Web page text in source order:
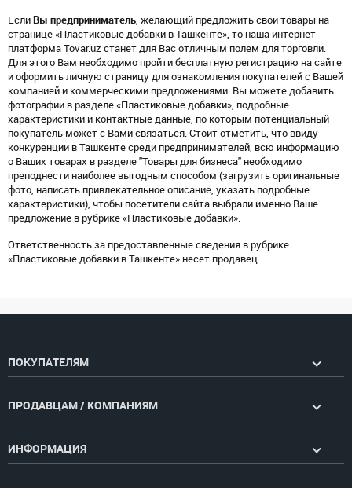
Если Вы предприниматель, желающий предложить свои товары на
странице «Пластиковые добавки в Ташкенте», то наша интернет
платформа Tovar.uz станет для Вас отличным полем для торговли.
Для этого Вам необходимо пройти бесплатную регистрацию на сайте
и оформить личную страницу для ознакомления покупателей с Вашей
компанией и коммерческими предложениями. Вы можете добавить
фотографии в разделе «Пластиковые добавки», подробные
характеристики и контактные данные, по которым потенциальный
покупатель может с Вами связаться. Стоит отметить, что ввиду
конкуренции в Ташкенте среди предпринимателей, всю информацию
о Ваших товарах в разделе "Товары для бизнеса" необходимо
преподнести наиболее выгодным способом (загрузить оригинальные
фото, написать привлекательное описание, указать подробные
характеристики), чтобы посетители сайта выбрали именно Ваше
предложение в рубрике «Пластиковые добавки».
Ответственность за предоставленные сведения в рубрике
«Пластиковые добавки в Ташкенте» несет продавец.
ПОКУПАТЕЛЯМ
ПРОДАВЦАМ / КОМПАНИЯМ
ИНФОРМАЦИЯ